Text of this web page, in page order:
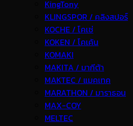
KingTony
KLINGSPOR / คลิงสปอร์
KOCHE / โคเช่
KOKEN / โคเค้น
KOMAKI
MAKITA / มากีต้า
MAKTEC / แมคเทค
MARATHON / มาราธอน
MAX-COY
MELTEC